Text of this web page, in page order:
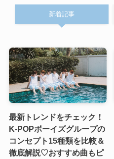
新着記事
最新トレンドをチェック！
K-POPボーイズグループの
コンセプト15種類を比較＆
徹底解説♡おすすめ曲もピ